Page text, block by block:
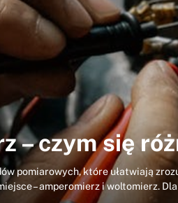
– czym się
pomiarowych, które ułatwiają
– amperomierz i woltomierz.